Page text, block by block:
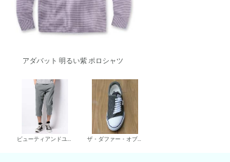
アダバット 明るい紫 ポロシャツ
ビューティアンドユース ユナイテッドアローズ チノパン・綿パン ザ・ダファー・オブ・セントジョージ ローカットスニーカー